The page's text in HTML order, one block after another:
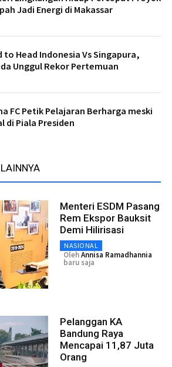
Jadi Energi di Makassar
to Head Indonesia Vs Singapura,
Unggul Rekor Pertemuan
FC Petik Pelajaran Berharga meski
di Piala Presiden
Menteri ESDM Pasang
Rem Ekspor Bauksit
Demi Hilirisasi
NASIONAL
OlehAnnisa Ramadhannia
baru saja
Pelanggan KA
Bandung Raya
Mencapai 11,87 Juta
Orang